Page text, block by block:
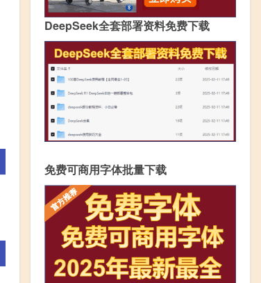
DeepSeek全套部署资料免费下载
免费可商用字体批量下载